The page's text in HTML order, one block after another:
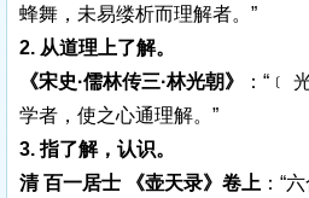
蜂舞，未易缕析而理解者。”
2. 从道理上了解。
《宋史·儒林传三·林光朝》
：“﹝
学者，使之心通理解。”
3. 指了解，认识。
清 百一居士 《壶天录》卷上 ：“